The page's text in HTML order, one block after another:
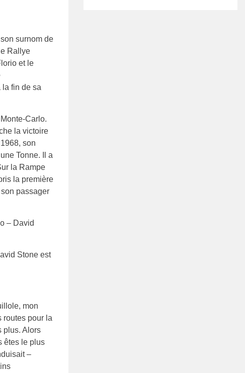
surnom de
Rallye
et le
la fin de sa
Carlo.
la victoire
son
Tonne. Il a
la Rampe
la première
passager
Stone est
mon
routes pour la
plus. Alors
êtes le plus
–